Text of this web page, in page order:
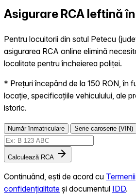
Asigurare RCA Ieftină în
Pentru locuitorii din satul Petecu
asigurarea RCA online elimină
localitate pentru încheierea poliței.
* Prețuri începând de la 150 RON, în
locație, specificațiile vehiculului, ale
istoric.
Număr înmatriculare Serie caroserie (VIN)
Calculează RCA
Continuând, ești de acord cu Termenii
confidențialitate și documentul IDD.